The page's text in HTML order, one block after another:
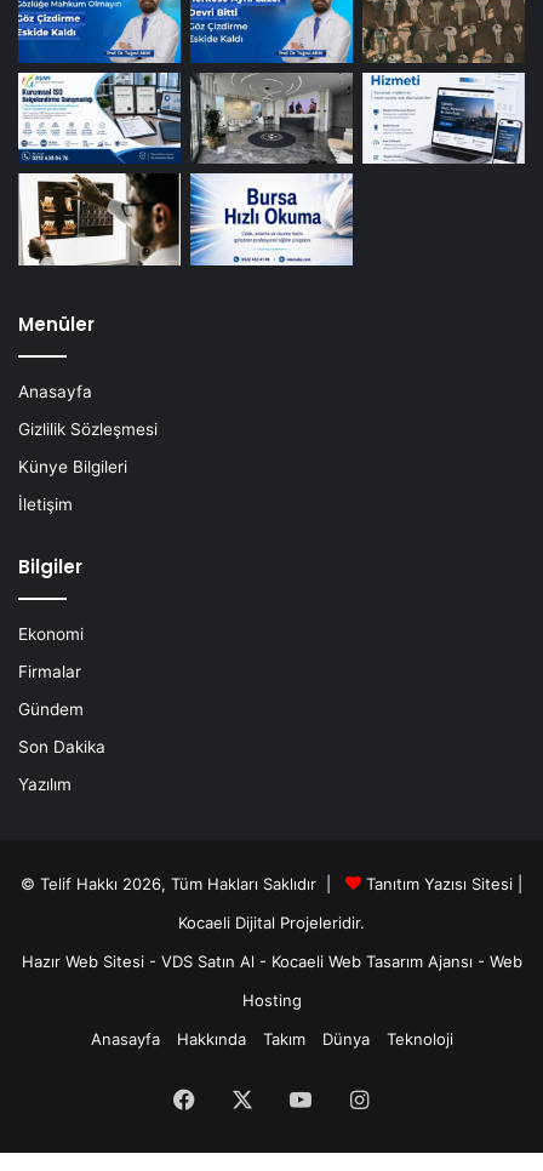
Menüler
Anasayfa
Gizlilik Sözleşmesi
Künye Bilgileri
İletişim
Bilgiler
Ekonomi
Firmalar
Gündem
Son Dakika
Yazılım
© Telif Hakkı 2026, Tüm Hakları Saklıdır |
Tanıtım Yazısı Sitesi |
Kocaeli Dijital Projeleridir.
Hazır Web Sitesi- VDS Satın Al - Kocaeli Web Tasarım Ajansı - Web
Hosting
Anasayfa
Hakkında Takım Dünya Teknoloji
Facebook YouTubeInstagram